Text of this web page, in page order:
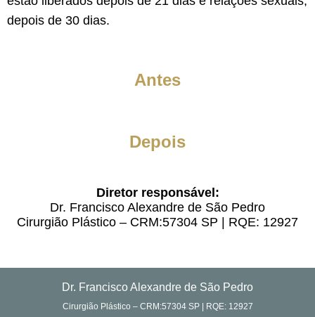
depois de 30 dias.
Antes
Depois
Diretor responsável:
Dr. Francisco Alexandre de São Pedro
Cirurgião Plástico – CRM:57304 SP | RQE: 12927
Dr. Francisco Alexandre de São Pedro
Cirurgião Plástico – CRM:57304 SP | RQE: 12927